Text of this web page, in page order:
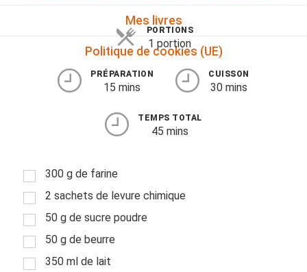
Mes livres
Politique de cookies (UE)
PORTIONS
1 portion
PRÉPARATION
15 mins
CUISSON
30 mins
TEMPS TOTAL
45 mins
300 g de farine
2 sachets de levure chimique
50 g de sucre poudre
50 g de beurre
350 ml de lait